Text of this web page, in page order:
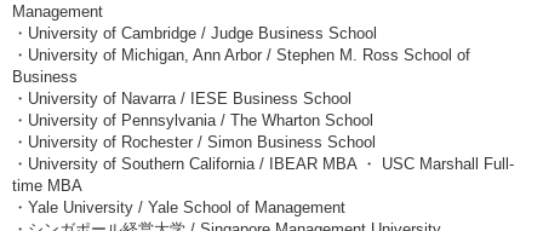
Management
・University of Cambridge / Judge Business School
・University of Michigan, Ann Arbor / Stephen M. Ross School of
Business
・University of Navarra / IESE Business School
・University of Pennsylvania / The Wharton School
・University of Rochester / Simon Business School
・University of Southern California / IBEAR MBA ・ USC Marshall Full-
time MBA
・Yale University / Yale School of Management